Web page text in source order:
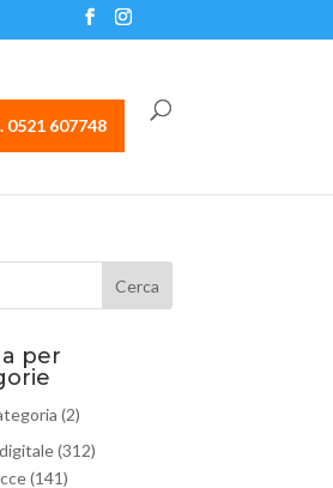
0521 607748
per
(2)
(312)
(141)